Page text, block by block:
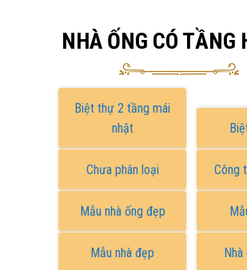
NHÀ ỐNG CÓ TẦNG
Biệt thự 2 tầng mái
nhật
Chưa phân loại Công
Mẫu nhà ống đẹp
Mẫu nhà đẹp